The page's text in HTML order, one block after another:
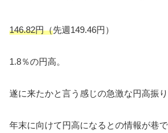
146.82円（先週149.46円）
1.8％の円高。
遂に来たかと言う感じの急激な円高振り
年末に向けて円高になるとの情報が巷